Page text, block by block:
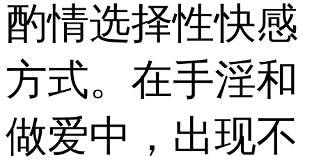
酌情选择性快感
方式。在手淫和
做爱中，出现不